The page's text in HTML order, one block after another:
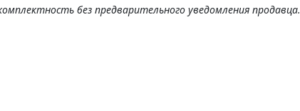
без предварительного уведомления продавца.